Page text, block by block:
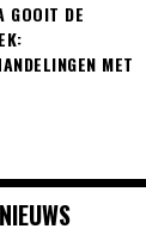
GOOIT DE
MET